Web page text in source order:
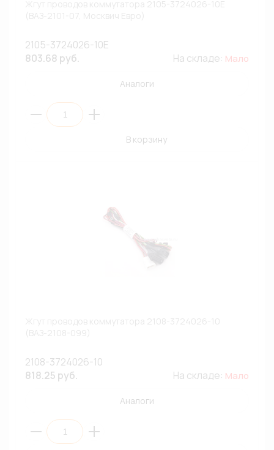
2105-3724026-10Е
803.68 руб.
На складе: Мало
Аналоги
В корзину
2108-3724026-10
818.25 руб.
На складе: Мало
Аналоги